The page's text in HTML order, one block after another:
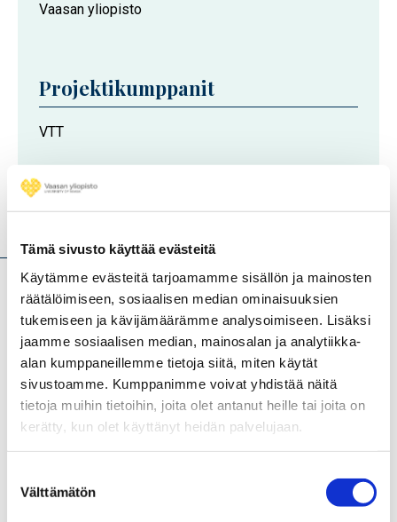
Tämä sivusto käyttää evästeitä
Käytämme evästeitä tarjoamamme sisällön ja mainosten
räätälöimiseen, sosiaalisen median ominaisuuksien
tukemiseen ja kävijämäärämme analysoimiseen. Lisäksi
jaamme sosiaalisen median, mainosalan ja analytiikka-
alan kumppaneillemme tietoja siitä, miten käytät
sivustoamme. Kumppanimme voivat yhdistää näitä
tietoja muihin tietoihin, joita olet antanut heille tai joita on
kerätty, kun olet käyttänyt heidän palvelujaan.
valinta
Välttämätön
Vaasan yliopisto
Projektikumppanit
VTT
Hankkeen tavoitteena on lisätä maaseudun pk-yritysten
valmiuksia liikenteen ja kuljetusten muutokseen sekä
digitaalisuuden hyödyntämiseen. Maaseudun kuljetuksiin
kannattaa kiinnittää huomiota, koska pitkät etäisyydet ja
ohuet kuljetusvirrat nostavat kuljetuskustannuksia.
Tietoa kerätään koko Suomesta ja jaetaan
sähköisiä kanavia hyödyntäen, kuten webinaareilla,